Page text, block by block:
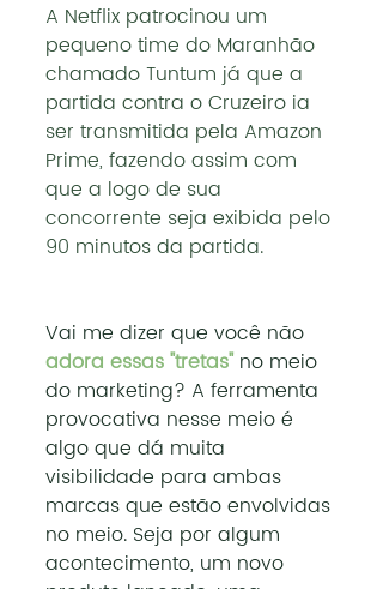
A Netflix patrocinou um
pequeno time do Maranhão
chamado Tuntum já que a
partida contra o Cruzeiro ia
ser transmitida pela Amazon
Prime, fazendo assim com
que a logo de sua
concorrente seja exibida pelo
90 minutos da partida.
Vai me dizer que você não
adora essas "tretas" no meio
do marketing? A ferramenta
provocativa nesse meio é
algo que dá muita
visibilidade para ambas
marcas que estão envolvidas
no meio. Seja por algum
acontecimento, um novo